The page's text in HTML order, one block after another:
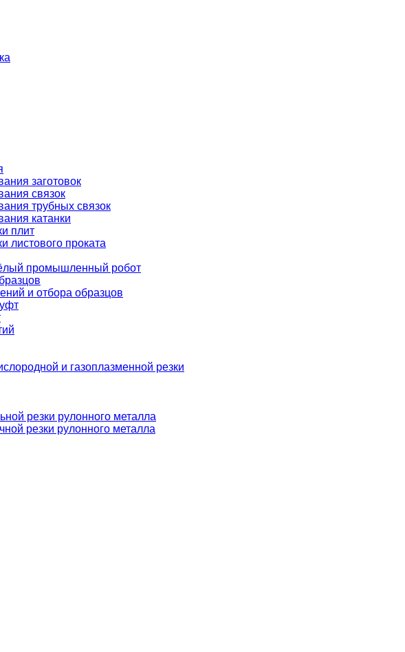
заготовок
связок
трубных связок
катанки
плит
листового проката
промышленный робот
и отбора образцов
и газоплазменной резки
резки рулонного металла
резки рулонного металла